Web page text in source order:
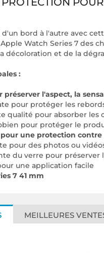
bord à l'autre avec
Watch Series 7 des
décoloration et de la
:
préserver l'aspect, la
pour protéger les
qualité pour absorber les
pour protéger le
une protection
pour des photos ou
du verre pour préserver
une application facile
7 41 mm
MEILLEURES